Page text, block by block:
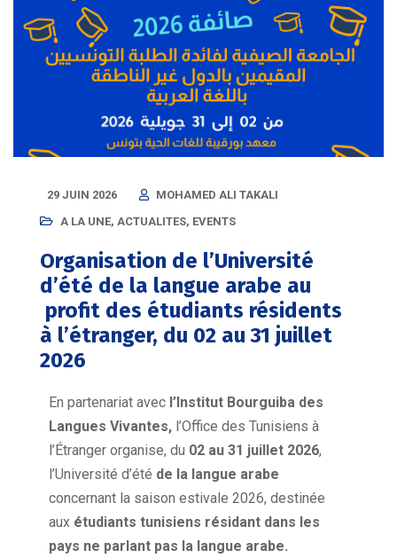
29 JUIN 2026
MOHAMED ALI TAKALI
A LA UNE, ACTUALITES, EVENTS
Organisation de l’Université
d’été de la langue arabe au
profit des étudiants résidents
à l’étranger, du 02 au 31 juillet
2026
En partenariat avec l’Institut Bourguiba des
Langues Vivantes, l’Office des Tunisiens à
l’Étranger organise, du 02 au 31 juillet 2026,
l’Université d’été de la langue arabe
concernant la saison estivale 2026, destinée
aux étudiants tunisiens résidant dans les
pays ne parlant pas la langue arabe.